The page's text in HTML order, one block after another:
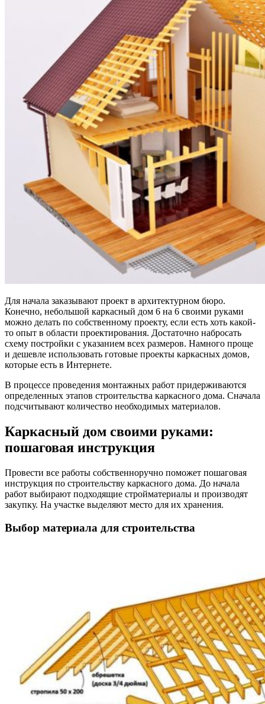
Для начала заказывают проект в архитектурном бюро.
Конечно, небольшой каркасный дом 6 на 6 своими руками
можно делать по собственному проекту, если есть хоть какой-
то опыт в области проектирования. Достаточно набросать
схему постройки с указанием всех размеров. Намного проще
и дешевле использовать готовые проекты каркасных домов,
которые есть в Интернете.
В процессе проведения монтажных работ придерживаются
определенных этапов строительства каркасного дома. Сначала
подсчитывают количество необходимых материалов.
Каркасный дом своими руками:
пошаговая инструкция
Провести все работы собственноручно поможет пошаговая
инструкция по строительству каркасного дома. До начала
работ выбирают подходящие стройматериалы и производят
закупку. На участке выделяют место для их хранения.
Выбор материала для строительства